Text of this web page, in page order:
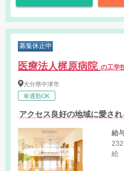
・社内や社外の関係者との交渉
・院内スタッフとの調整支援
・治験に関する事務的業務の全
募集休止中
医療法人梶原病院の工学
大分県中津市
車通勤OK
アクセス良好の地域に愛され
給
給